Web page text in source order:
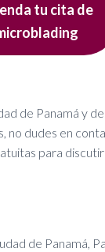
tu cita de
de Panamá y
no dudes en
para
de Panamá,